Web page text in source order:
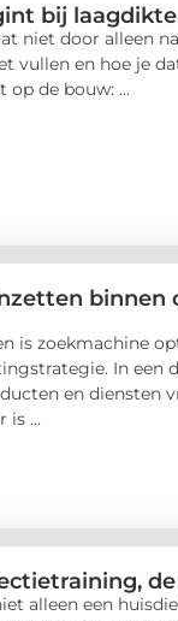
bij
niet door alleen
vullen en hoe je
de bouw: ...
binnen
is zoekmachine
In een
en diensten
is ...
alleen een